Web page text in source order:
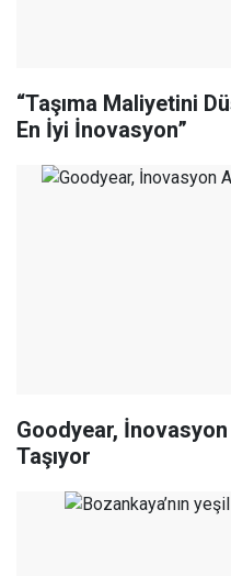
“Taşıma Maliyetini
En İyi İnovasyon”
Goodyear,
Taşıyor